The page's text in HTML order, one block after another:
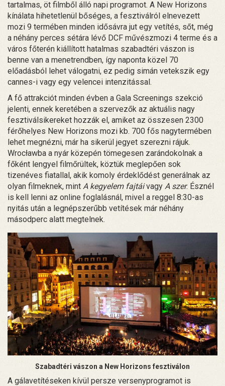
tartalmas, öt filmből álló napi programot. A New Horizons
kínálata hihetetlenül bőséges, a fesztiválról elnevezett
mozi 9 termében minden idősávra jut egy vetítés, sőt, még
a néhány perces sétára lévő DCF művészmozi 4 terme és a
város főterén kiállított hatalmas szabadtéri vászon is
benne van a menetrendben, így naponta közel 70
előadásból lehet válogatni, ez pedig simán vetekszik egy
cannes-i vagy egy velencei intenzitással.
A fő attrakciót minden évben a Gala Screenings szekció
jelenti, ennek keretében a szervezők az aktuális nagy
fesztiválsikereket hozzák el, amiket az összesen 2300
férőhelyes New Horizons mozi kb. 700 fős nagytermében
lehet megnézni, már ha sikerül jegyet szerezni rájuk.
Wrocławba a nyár közepén tömegesen zarándokolnak a
főként lengyel filmőrültek, köztük meglepően sok
tizenéves fiatallal, akik komoly érdeklődést generálnak az
olyan filmeknek, mint A kegyelem fajtáivagy A szer. Észnél
is kell lenni az online foglalásnál, mivel a reggel 8:30-as
nyitás után a legnépszerűbb vetítések már néhány
másodperc alatt megtelnek.
Szabadtéri vászon a New Horizons fesztiválon
A gálavetítéseken kívül persze versenyprogramot is